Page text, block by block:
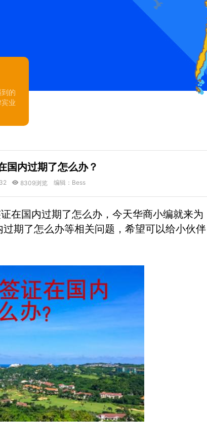
的
业
国内过期了怎么办？
8309浏览 编辑：Bess
国内过期了怎么办，今天华商小编就来为
期了怎么办等相关问题，希望可以给小伙伴